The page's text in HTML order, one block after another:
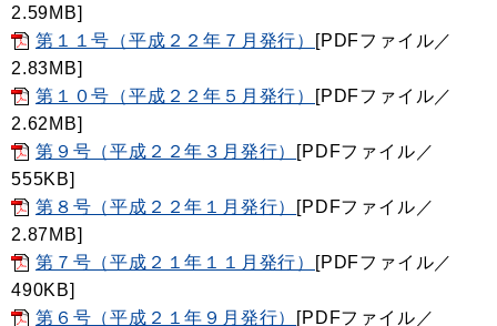
2.59MB]
第１１号（平成２２年７月発行）
[PDFファイル／
2.83MB]
第１０号（平成２２年５月発行）
[PDFファイル／
2.62MB]
第９号（平成２２年３月発行）
[PDFファイル／
555KB]
第８号（平成２２年１月発行）
[PDFファイル／
2.87MB]
第７号（平成２１年１１月発行）
[PDFファイル／
490KB]
第６号（平成２１年９月発行）
[PDFファイル／